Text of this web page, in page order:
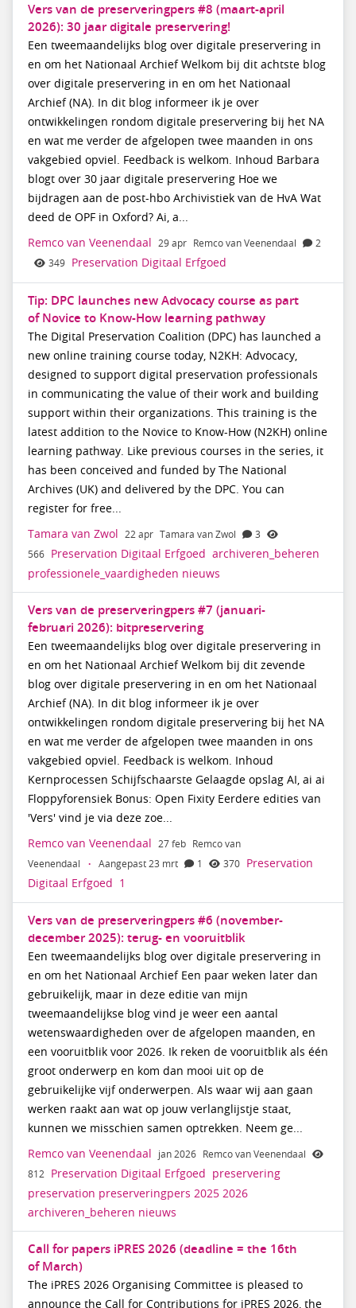
Vers van de preserveringpers #8 (maart-april
2026): 30 jaar digitale preservering!
Een tweemaandelijks blog over digitale preservering in
en om het Nationaal Archief Welkom bij dit achtste blog
over digitale preservering in en om het Nationaal
Archief (NA). In dit blog informeer ik je over
ontwikkelingen rondom digitale preservering bij het NA
en wat me verder de afgelopen twee maanden in ons
vakgebied opviel. Feedback is welkom. Inhoud Barbara
blogt over 30 jaar digitale preservering Hoe we
bijdragen aan de post-hbo Archivistiek van de HvA Wat
deed de OPF in Oxford? Ai, a...
Remco van Veenendaal 29 apr Remco van Veenendaal
2
349 Preservation Digitaal Erfgoed
Tip: DPC launches new Advocacy course as part
of Novice to Know-How learning pathway
The Digital Preservation Coalition (DPC) has launched a
new online training course today, N2KH: Advocacy,
designed to support digital preservation professionals
in communicating the value of their work and building
support within their organizations. This training is the
latest addition to the Novice to Know-How (N2KH) online
learning pathway. Like previous courses in the series, it
has been conceived and funded by The National
Archives (UK) and delivered by the DPC. You can
register for free...
Tamara van Zwol 22 apr Tamara van Zwol
3
566 Preservation Digitaal Erfgoed archiveren_beheren
professionele_vaardigheden nieuws
Vers van de preserveringpers #7 (januari-
februari 2026): bitpreservering
Een tweemaandelijks blog over digitale preservering in
en om het Nationaal Archief Welkom bij dit zevende
blog over digitale preservering in en om het Nationaal
Archief (NA). In dit blog informeer ik je over
ontwikkelingen rondom digitale preservering bij het NA
en wat me verder de afgelopen twee maanden in ons
vakgebied opviel. Feedback is welkom. Inhoud
Kernprocessen Schijfschaarste Gelaagde opslag AI, ai ai
Floppyforensiek Bonus: Open Fixity Eerdere edities van
'Vers' vind je via deze zoe...
Remco van Veenendaal 27 feb Remco van
Veenendaal
· Aangepast 23 mrt 1 370 Preservation
Digitaal Erfgoed 1
Vers van de preserveringpers #6 (november-
december 2025): terug- en vooruitblik
Een tweemaandelijks blog over digitale preservering in
en om het Nationaal Archief Een paar weken later dan
gebruikelijk, maar in deze editie van mijn
tweemaandelijkse blog vind je weer een aantal
wetenswaardigheden over de afgelopen maanden, en
een vooruitblik voor 2026. Ik reken de vooruitblik als één
groot onderwerp en kom dan mooi uit op de
gebruikelijke vijf onderwerpen. Als waar wij aan gaan
werken raakt aan wat op jouw verlanglijstje staat,
kunnen we misschien samen optrekken. Neem ge...
Remco van Veenendaal jan 2026 Remco van Veenendaal
812 Preservation Digitaal Erfgoed preservering
preservation preserveringpers 2025 2026
archiveren_beheren nieuws
Call for papers iPRES 2026 (deadline = the 16th
of March)
The iPRES 2026 Organising Committee is pleased to
announce the Call for Contributions for iPRES 2026, the